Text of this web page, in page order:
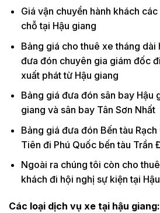
Giá vận chuyển hành khách
chỗ tại Hậu giang
Bảng giá cho thuê xe tháng dài
đưa đón chuyên gia giám đốc
xuất phát từ Hậu giang
Bảng giá đưa đón sân bay Hậu
giang và sân bay Tân Sơn Nhất
Bảng giá đưa đón Bến tàu Rạch
Tiên đi Phú Quốc bến tàu Trần
Ngoài ra chúng tôi còn cho
khách đi hội nghị sự kiện tại
Các loại dịch vụ xe tại hậu giang: